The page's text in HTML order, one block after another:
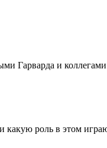
Гарварда и
какую роль в этом